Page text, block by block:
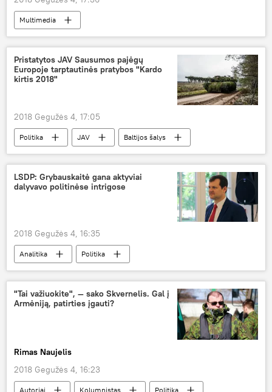
Multimedia
Kontrabanda, dokumentų klastojimas ir kiti įvykiai Lietuvos pasienyje
Lietuva
Baltarusija
Valstybės sienos apsaugos tarnyba (VSAT)
Pristatytos JAV Sausumos pajėgų
Europoje tarptautinės pratybos "Kardo
kirtis 2018"
2018 Gegužės 4, 17:05
Politika JAV
Baltijos šalys
karinės pratybos
LSDP: Grybauskaitė gana aktyviai
dalyvavo politinėse intrigose
2018 Gegužės 4, 16:35
Analitika
Politika
Skandalingas Grybauskaitės ir Masiulio susirašinėjimas
Lietuva
Dalia Grybauskaitė
Gintautas Paluckas
"Tai važiuokite", — sako Skvernelis. Gal į
Armėniją, patirties įgauti?
Rimas Naujelis
2018 Gegužės 4, 16:23
Autoriai Kolumnistas Politika